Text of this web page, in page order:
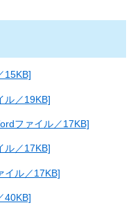
15KB]
ル／19KB]
ファイル／17KB]
ル／17KB]
イル／17KB]
40KB]